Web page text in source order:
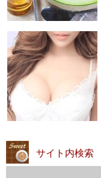
サイト内検索